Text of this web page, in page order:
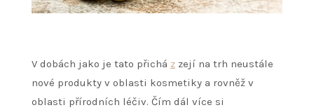
V dobách jako je tato přichá z zejí na trh neustále
nové produkty v oblasti kosmetiky a rovněž v
oblasti přírodních léčiv. Čím dál více si